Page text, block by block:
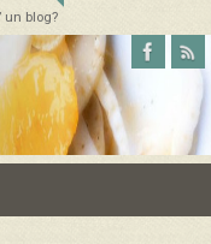
un blog?